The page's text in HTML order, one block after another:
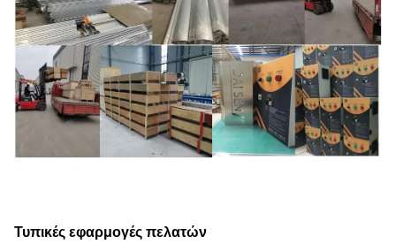
Τυπικές εφαρμογές πελατών